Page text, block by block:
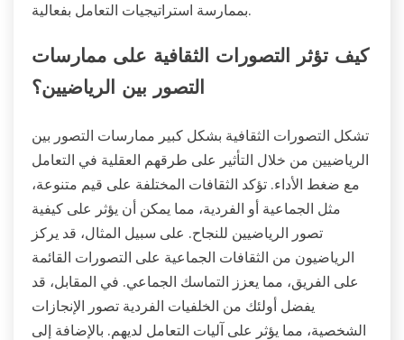
بممارسة استراتيجيات التعامل بفعالية.
كيف تؤثر التصورات الثقافية على ممارسات
التصور بين الرياضيين؟
تشكل التصورات الثقافية بشكل كبير ممارسات التصور بين
الرياضيين من خلال التأثير على طرقهم العقلية في التعامل
مع ضغط الأداء. تؤكد الثقافات المختلفة على قيم متنوعة،
مثل الجماعية أو الفردية، مما يمكن أن يؤثر على كيفية
تصور الرياضيين للنجاح. على سبيل المثال، قد يركز
الرياضيون من الثقافات الجماعية على التصورات القائمة
على الفريق، مما يعزز التماسك الجماعي. في المقابل، قد
يفضل أولئك من الخلفيات الفردية تصور الإنجازات
الشخصية، مما يؤثر على آليات التعامل لديهم. بالإضافة إلى